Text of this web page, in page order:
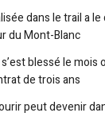
dans le trail a le
du Mont-Blanc
blessé le mois
de trois ans
peut devenir